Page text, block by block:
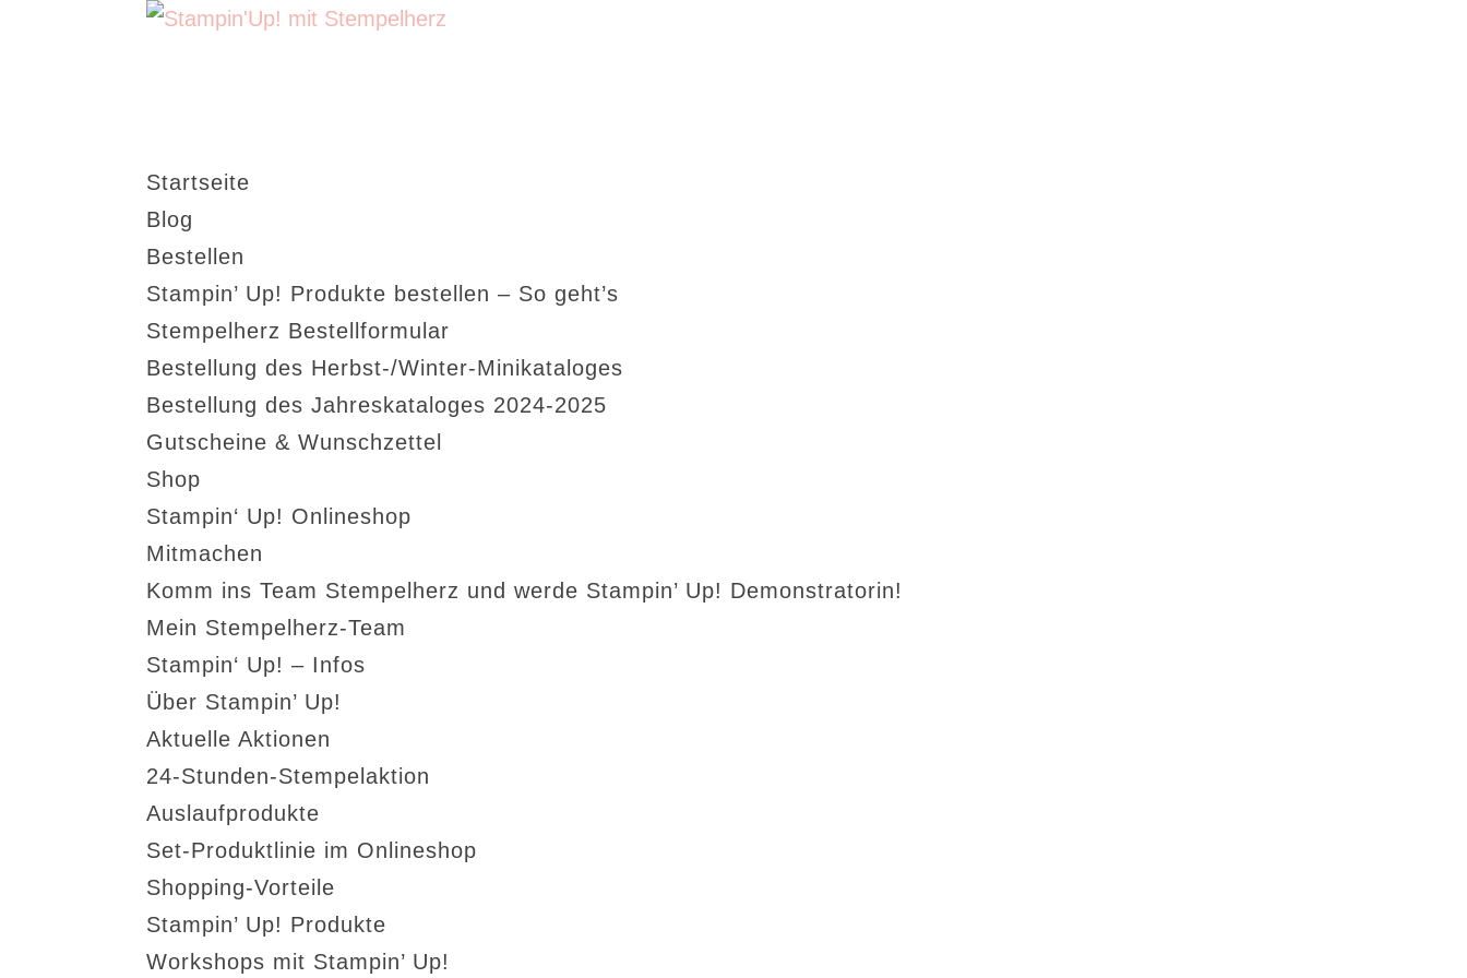
Startseite
Blog
Bestellen
Stampin’ Up! Produkte bestellen – So geht’s
Stempelherz Bestellformular
Bestellung des Herbst-/Winter-Minikataloges
Bestellung des Jahreskataloges 2024-2025
Gutscheine & Wunschzettel
Shop
Stampin‘ Up! Onlineshop
Mitmachen
Komm ins Team Stempelherz und werde Stampin’ Up! Demonstratorin!
Mein Stempelherz-Team
Stampin‘ Up! – Infos
Über Stampin’ Up!
Aktuelle Aktionen
24-Stunden-Stempelaktion
Auslaufprodukte
Set-Produktlinie im Onlineshop
Shopping-Vorteile
Stampin’ Up! Produkte
Workshops mit Stampin’ Up!